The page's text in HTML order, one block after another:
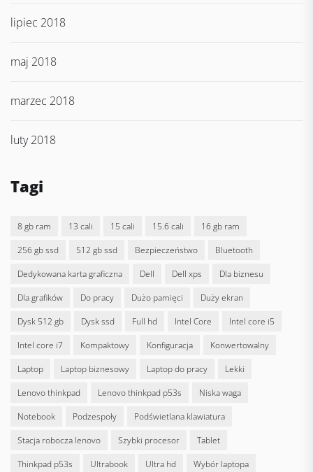
lipiec 2018
maj 2018
marzec 2018
luty 2018
Tagi
8 gb ram 13 cali 15 cali 15.6 cali
16 gb ram
256 gb ssd
512 gb ssd bezpieczeństwo
bluetooth
dedykowana karta graficzna
Dell dell xps
dla biznesu
dla grafików
do pracy dużo pamięci
duży ekran
dysk 512 gb
dysk ssd full hd Intel Core
intel core i5
intel core i7
kompaktowy konfiguracja
konwertowalny
laptop
laptop biznesowy laptop do pracy
lekki
lenovo thinkpad
lenovo thinkpad p53s
niska waga
notebook
podzespoły
podświetlana klawiatura
stacja robocza lenovo
szybki procesor
tablet
thinkpad p53s
ultrabook ultra hd wybór laptopa